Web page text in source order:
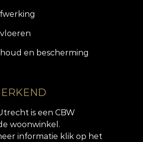
en bescherming
is een CBW
woonwinkel.
informatie klik op het